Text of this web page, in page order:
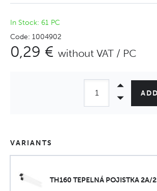
In Stock: 61 PC
Code: 1004902
0,29 € without VAT / PC
VARIANTS
TH160 TEPELNÁ POJISTKA 2A/